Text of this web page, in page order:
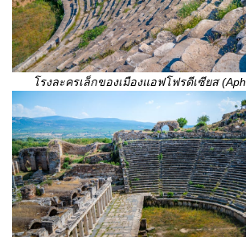
โรงละครเล็กของเมืองแอฟโฟรดีเซียส (